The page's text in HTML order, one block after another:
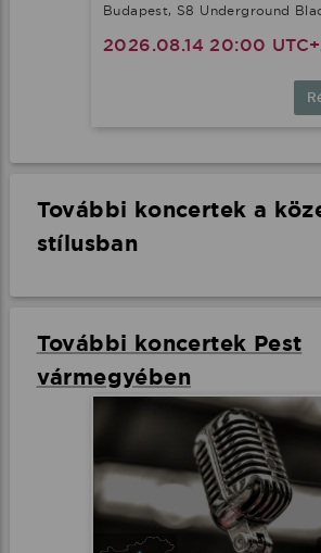
Budapest, S8 Underground
2026.08.14 20:00
További koncertek a
stílusban
További koncertek Pest
vármegyében